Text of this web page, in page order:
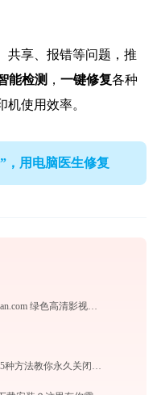
共享、报错等问题，推
能检测， 一键修复各种
使用效率。
，用电脑医生修复
电影天堂安全访问指南：dytt.ijinshan.com 绿色高清影视资源获取秘籍
Win10如何彻底永久关闭自动更新 5种方法教你永久关闭win10自动更新